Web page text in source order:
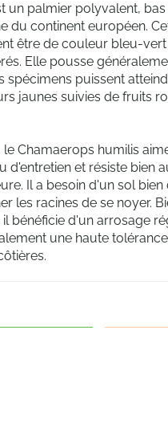
un palmier polyvalent,
du continent européen.
être de couleur bleu-
Elle pousse
spécimens puissent
jaunes suivies de fruits
Chamaerops humilis
d'entretien et résiste bien
Il a besoin d'un sol
les racines de se noyer.
il bénéficie d'un arrosage
une haute